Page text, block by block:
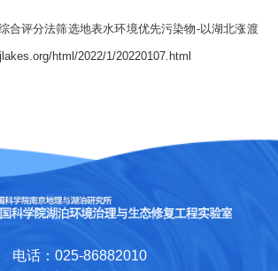
合评分法筛选地表水环境优先污染物-以湖北涨渡
html/2022/1/20220107.html
电话：025-86882010